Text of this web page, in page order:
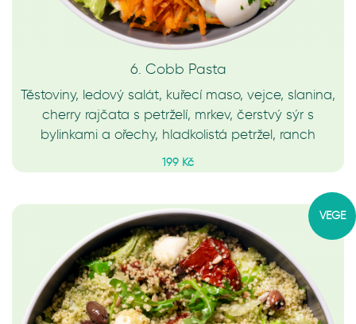
6. Cobb Pasta
Těstoviny, ledový salát, kuřecí maso, vejce, slanina,
cherry rajčata s petrželí, mrkev, čerstvý sýr s
bylinkami a ořechy, hladkolistá petržel, ranch
199 Kč
VEGE